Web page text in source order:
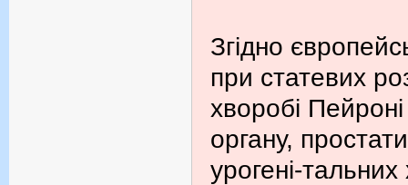
Згідно
при статевих
хворобі
органу,
урогені-